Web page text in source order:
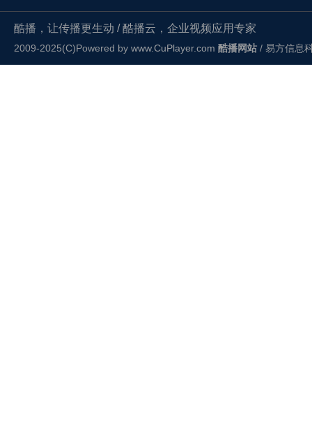
酷播，让传播更生动 / 酷播云，企业视频应用专家
2009-2025(C)Powered by www.CuPlayer.com 酷播网站 / 易方信息